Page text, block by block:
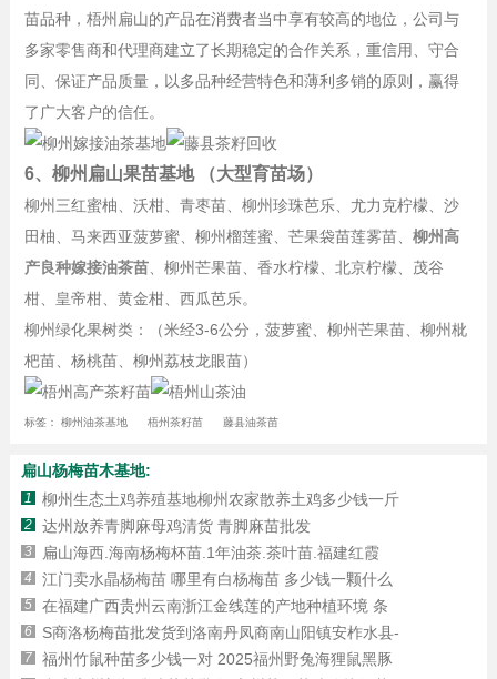
苗品种，梧州扁山的产品在消费者当中享有较高的地位，公司与
多家零售商和代理商建立了长期稳定的合作关系，重信用、守合
同、保证产品质量，以多品种经营特色和薄利多销的原则，赢得
了广大客户的信任。
6、柳州扁山果苗基地 （大型育苗场）
柳州三红蜜柚、沃柑、青枣苗、柳州珍珠芭乐、尤力克柠檬、沙
田柚、马来西亚菠萝蜜、柳州榴莲蜜、芒果袋苗莲雾苗、 柳州高
产良种嫁接油茶苗、柳州芒果苗、香水柠檬、北京柠檬、茂谷
柑、皇帝柑、黄金柑、西瓜芭乐。
柳州绿化果树类：（米经3-6公分，菠萝蜜、柳州芒果苗、柳州枇
杷苗、杨桃苗、柳州荔枝龙眼苗）
标签： 柳州油茶基地 梧州茶籽苗 藤县油茶苗
扁山杨梅苗木基地:
1 柳州生态土鸡养殖基地柳州农家散养土鸡多少钱一斤
2 达州放养青脚麻母鸡清货 青脚麻苗批发
3 扁山海西.海南杨梅杯苗.1年油茶.茶叶苗.福建红霞
4 江门卖水晶杨梅苗 哪里有白杨梅苗 多少钱一颗什么
5 在福建广西贵州云南浙江金线莲的产地种植环境 条
6 S商洛杨梅苗批发货到洛南丹凤商南山阳镇安柞水县-
7 福州竹鼠种苗多少钱一对 2025福州野兔海狸鼠黑豚